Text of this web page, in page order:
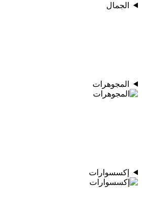
الجمال
المجوهرات
إكسسوارات